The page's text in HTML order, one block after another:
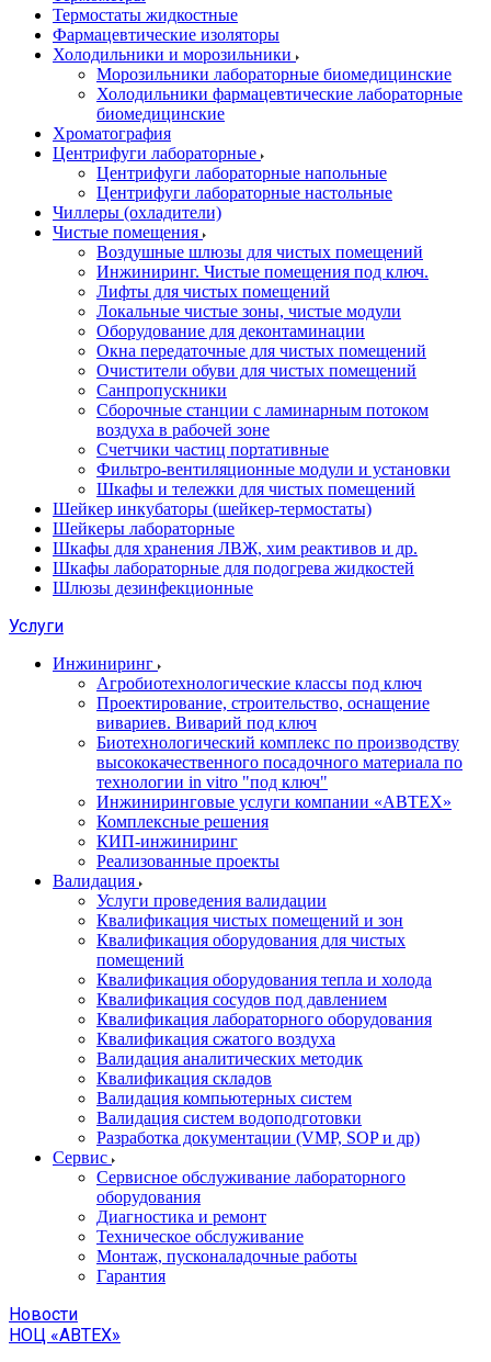
Термостаты жидкостные
Фармацевтические изоляторы
Холодильники и морозильники
Морозильники лабораторные биомедицинские
Холодильники фармацевтические лабораторные
биомедицинские
Хроматография
Центрифуги лабораторные
Центрифуги лабораторные напольные
Центрифуги лабораторные настольные
Чиллеры (охладители)
Чистые помещения
Воздушные шлюзы для чистых помещений
Инжиниринг. Чистые помещения под ключ.
Лифты для чистых помещений
Локальные чистые зоны, чистые модули
Оборудование для деконтаминации
Окна передаточные для чистых помещений
Очистители обуви для чистых помещений
Санпропускники
Сборочные станции с ламинарным потоком
воздуха в рабочей зоне
Счетчики частиц портативные
Фильтро-вентиляционные модули и установки
Шкафы и тележки для чистых помещений
Шейкер инкубаторы (шейкер-термостаты)
Шейкеры лабораторные
Шкафы для хранения ЛВЖ, хим реактивов и др.
Шкафы лабораторные для подогрева жидкостей
Шлюзы дезинфекционные
Услуги
Инжиниринг
Агробиотехнологические классы под ключ
Проектирование, строительство, оснащение
вивариев. Виварий под ключ
Биотехнологический комплекс по производству
высококачественного посадочного материала по
технологии in vitro "под ключ"
Инжиниринговые услуги компании «АВТЕХ»
Комплексные решения
КИП-инжиниринг
Реализованные проекты
Валидация
Услуги проведения валидации
Квалификация чистых помещений и зон
Квалификация оборудования для чистых
помещений
Квалификация оборудования тепла и холода
Квалификация сосудов под давлением
Квалификация лабораторного оборудования
Квалификация сжатого воздуха
Валидация аналитических методик
Квалификация складов
Валидация компьютерных систем
Валидация систем водоподготовки
Разработка документации (VMP, SOP и др)
Cервис
Сервисное обслуживание лабораторного
оборудования
Диагностика и ремонт
Техническое обслуживание
Монтаж, пусконаладочные работы
Гарантия
Новости
НОЦ «АВТЕХ»